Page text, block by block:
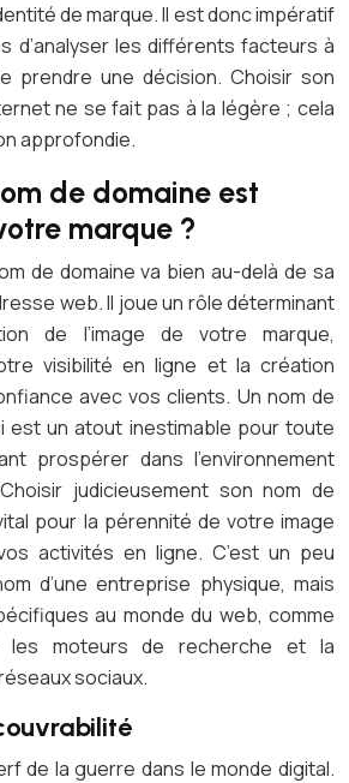
de marque. Il est donc impératif
d’analyser les différents facteurs à
prendre une décision. Choisir son
ne se fait pas à la légère ; cela
approfondie.
de domaine est
marque ?
de domaine va bien au-delà de sa
web. Il joue un rôle déterminant
de l’image de votre marque,
visibilité en ligne et la création
avec vos clients. Un nom de
est un atout inestimable pour toute
prospérer dans l’environnement
judicieusement son nom de
pour la pérennité de votre image
activités en ligne. C’est un peu
d’une entreprise physique, mais
au monde du web, comme
les moteurs de recherche et la
sociaux.
de la guerre dans le monde digital.